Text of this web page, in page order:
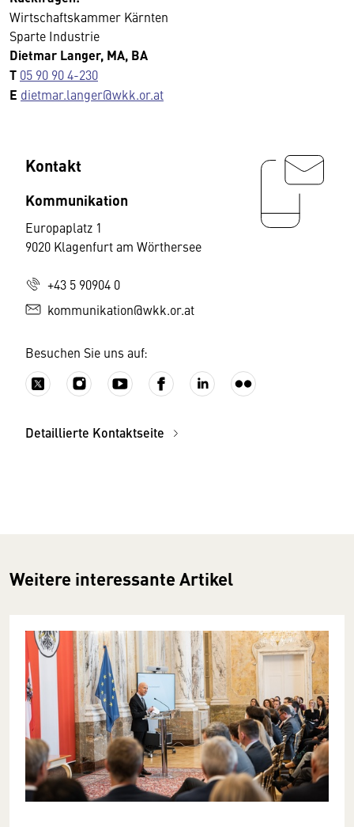
Wirtschaftskammer Kärnten
Sparte Industrie
Dietmar Langer, MA, BA
T 05 90 90 4-230
E dietmar.langer@wkk.or.at
Kontakt
Kommunikation
Europaplatz 1
9020 Klagenfurt am Wörthersee
+43 5 90904 0
kommunikation@wkk.or.at
Besuchen Sie uns auf:
Detaillierte Kontaktseite
Weitere interessante Artikel